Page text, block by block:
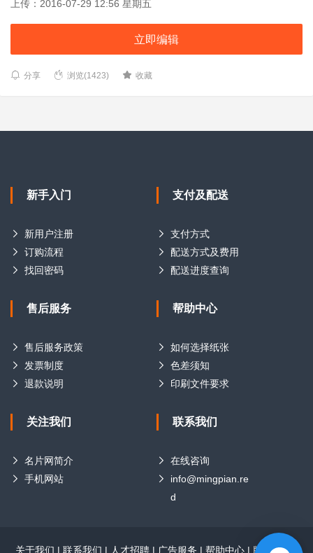
上传：2016-07-29 12:56 星期五
立即编辑
分享 浏览(1423) 收藏
新手入门
新用户注册
订购流程
找回密码
支付及配送
支付方式
配送方式及费用
配送进度查询
售后服务
售后服务政策
发票制度
退款说明
帮助中心
如何选择纸张
色差须知
印刷文件要求
关注我们
名片网简介
手机网站
联系我们
在线咨询
info@mingpian.re
d
关于我们 | 联系我们 | 人才招聘 | 广告服务 | 帮助中心 | 版权声明